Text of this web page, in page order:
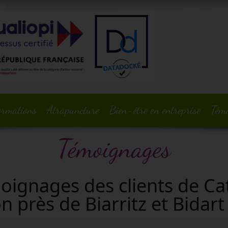
Atrapuncture Bien-être en entreprise
Témoignages
des clients de
près de Biarritz et